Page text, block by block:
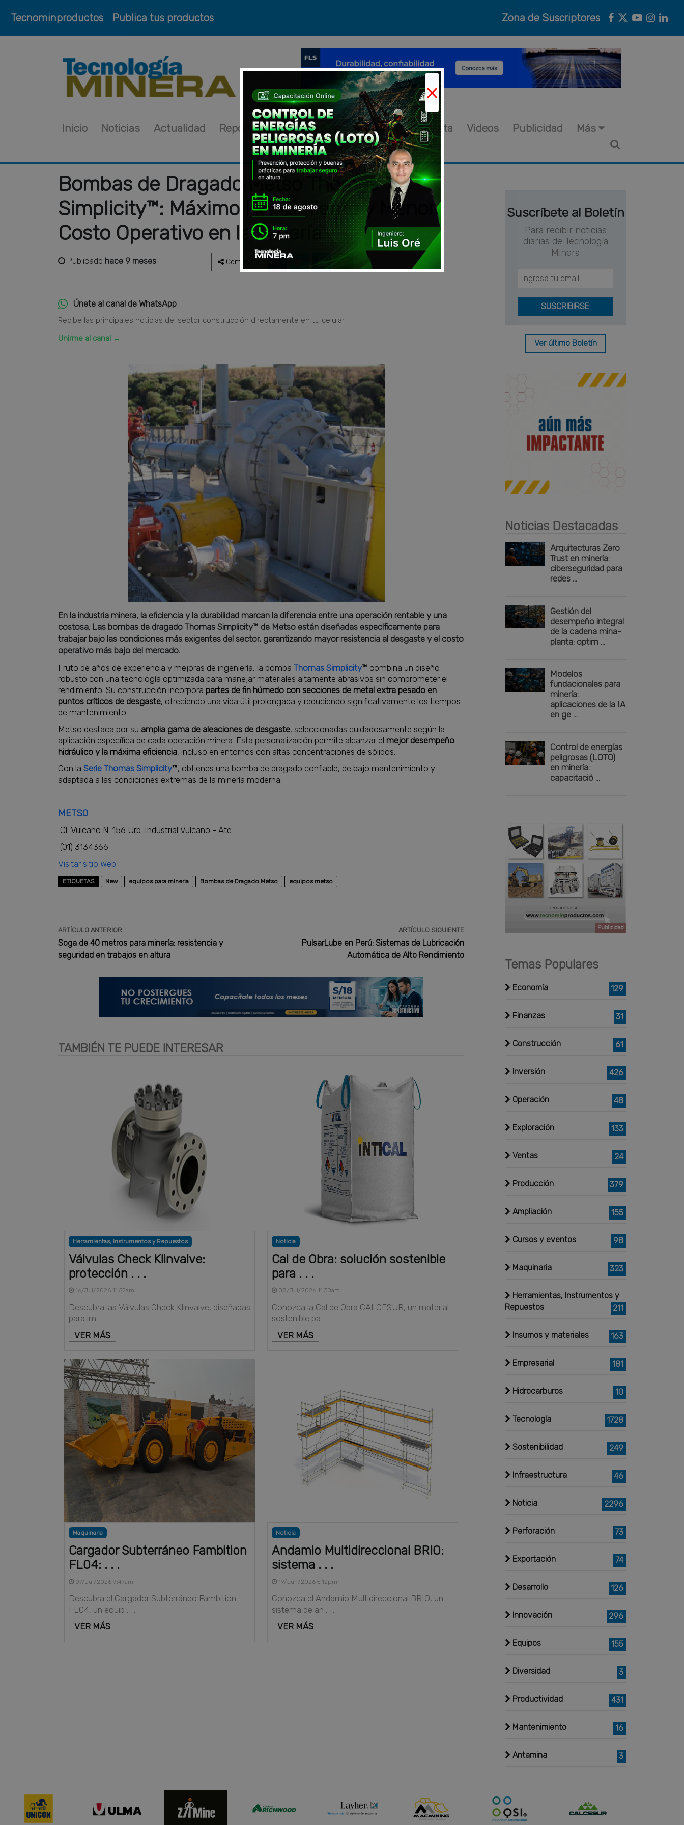
Tecnominproductos Publica tus productos Zona de Suscriptores
Inicio Noticias Actualidad Reportajes Novedades Eventos Entrevista Videos Publicidad Más
Bombas de Dragado Metso Thomas
Simplicity™: Máximo Rendimiento y Menor
Costo Operativo en la Minería
Publicado hace 9 meses Compartir
Únete al canal de WhatsApp
Recibe las principales noticias del sector construcción directamente en tu celular.
Unirme al canal →
En la industria minera, la eficiencia y la durabilidad marcan la diferencia entre una operación rentable y una
costosa. Las bombas de dragado Thomas Simplicity™ de Metso están diseñadas específicamente para
trabajar bajo las condiciones más exigentes del sector, garantizando mayor resistencia al desgaste y el costo
operativo más bajo del mercado.
Fruto de años de experiencia y mejoras de ingeniería, la bomba Thomas Simplicity™ combina un diseño
robusto con una tecnología optimizada para manejar materiales altamente abrasivos sin comprometer el
rendimiento. Su construcción incorpora partes de fin húmedo con secciones de metal extra pesado en
puntos críticos de desgaste, ofreciendo una vida útil prolongada y reduciendo significativamente los tiempos
de mantenimiento.
Metso destaca por su amplia gama de aleaciones de desgaste, seleccionadas cuidadosamente según la
aplicación específica de cada operación minera. Esta personalización permite alcanzar el mejor desempeño
hidráulico y la máxima eficiencia, incluso en entornos con altas concentraciones de sólidos.
Con la Serie Thomas Simplicity™, obtienes una bomba de dragado confiable, de bajo mantenimiento y
adaptada a las condiciones extremas de la minería moderna.
METSO
Cl. Vulcano N. 156 Urb. Industrial Vulcano - Ate
(01) 3134366
Visitar sitio Web
ETIQUETAS New equipos para mineria Bombas de Dragado Metso equipos metso
ARTÍCULO ANTERIOR
Soga de 40 metros para minería: resistencia y
seguridad en trabajos en altura
ARTÍCULO SIGUIENTE
PulsarLube en Perú: Sistemas de Lubricación
Automática de Alto Rendimiento
TAMBIÉN TE PUEDE INTERESAR
Herramientas, Instrumentos y Repuestos
Válvulas Check Klinvalve:
protección . . .
16/Jul/2026 11:52am
Descubra las Válvulas Check Klinvalve, diseñadas
para im . . .
VER MÁS
Noticia
Cal de Obra: solución sostenible
para . . .
08/Jul/2026 11:30am
Conozca la Cal de Obra CALCESUR, un material
sostenible pa . . .
VER MÁS
Maquinaria
Cargador Subterráneo Fambition
FL04: . . .
07/Jul/2026 9:47am
Descubra el Cargador Subterráneo Fambition
FL04, un equip . . .
VER MÁS
Noticia
Andamio Multidireccional BRIO:
sistema . . .
19/Jun/2026 5:12pm
Conozca el Andamio Multidireccional BRIO, un
sistema de an . . .
VER MÁS
Suscríbete al Boletín
Para recibir noticias
diarias de Tecnología
Minera
Ver último Boletín
Noticias Destacadas
Arquitecturas Zero
Trust en minería:
ciberseguridad para
redes ...
Gestión del
desempeño integral
de la cadena mina-
planta: optim ...
Modelos
fundacionales para
minería:
aplicaciones de la IA
en ge ...
Control de energías
peligrosas (LOTO)
en minería:
capacitació ...
Publicidad
Temas Populares
Economía 129
Finanzas 31
Construcción 61
Inversión 426
Operación 48
Exploración 133
Ventas 24
Producción 379
Ampliación 155
Cursos y eventos 98
Maquinaria 323
Herramientas, Instrumentos y
Repuestos
211
Insumos y materiales 163
Empresarial 181
Hidrocarburos 10
Tecnología 1728
Sostenibilidad 249
Infraestructura 46
Noticia 2296
Perforación 73
Exportación 74
Desarrollo 126
Innovación 296
Equipos 155
Diversidad 3
Productividad 431
Mantenimiento 16
Antamina 3
×